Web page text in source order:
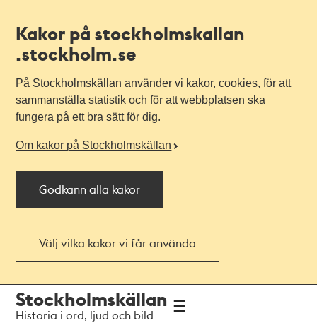
Kakor på stockholmskallan
.stockholm.se
På Stockholmskällan använder vi kakor, cookies, för att
sammanställa statistik och för att webbplatsen ska
fungera på ett bra sätt för dig.
Om kakor på Stockholmskällan
Godkänn alla kakor
Välj vilka kakor vi får använda
navigationen
huvudinnehållet
Stockholmskällan
Historia i ord, ljud och bild